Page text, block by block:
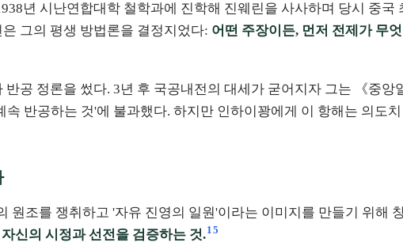
년 시난연합대학 철학과에 진학해 진웨린을 사사하며 당시 중국
그의 평생 방법론을 결정지었다: 어떤 주장이든, 먼저 전제가 무
공 정론을 썼다. 3년 후 국공내전의 대세가 굳어지자 그는 《중
반공하는 것'에 불과했다. 하지만 인하이꽝에게 이 항해는 의도
원조를 쟁취하고 '자유 진영의 일원'이라는 이미지를 만들기 위해
신의 시정과 선전을 검증하는 것.15